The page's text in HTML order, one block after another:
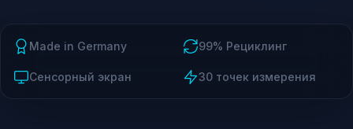
Made in Germany 99% Рециклинг
Сенсорный экран 30 точек измерения